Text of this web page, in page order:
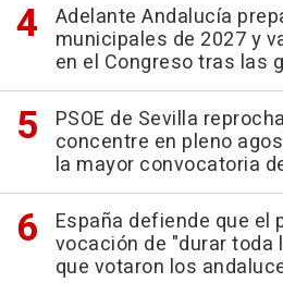
Adelante Andalucía
municipales de 2027 y
en el Congreso tras las
PSOE de Sevilla
concentre en pleno
la mayor convocatoria
España defiende que el
vocación de "durar toda
que votaron los